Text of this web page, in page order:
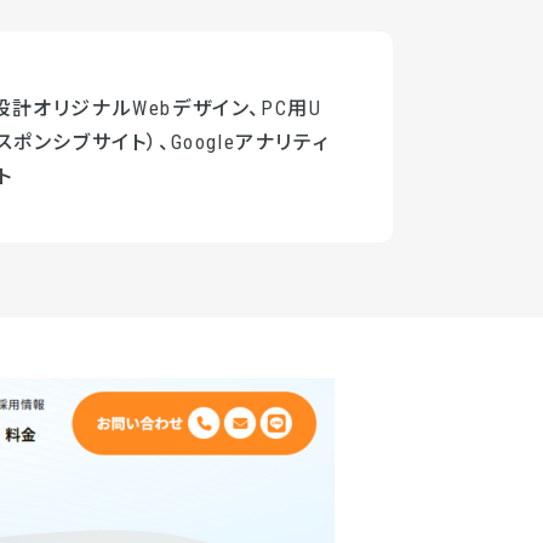
計オリジナルWebデザイン、PC用U
ンシブサイト）、Googleアナリティ